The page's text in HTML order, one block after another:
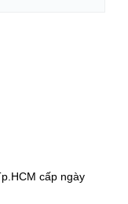
cấp ngày